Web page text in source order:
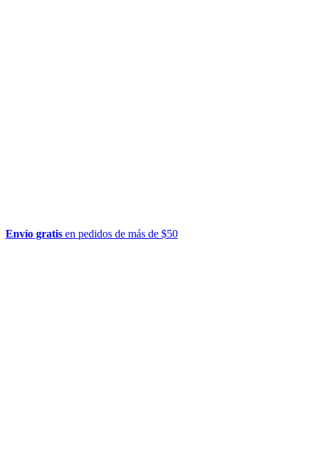
Envío gratis en pedidos de más de $50